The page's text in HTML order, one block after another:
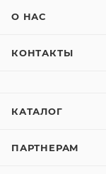
О НАС
КОНТАКТЫ
КАТАЛОГ
ПАРТНЕРАМ